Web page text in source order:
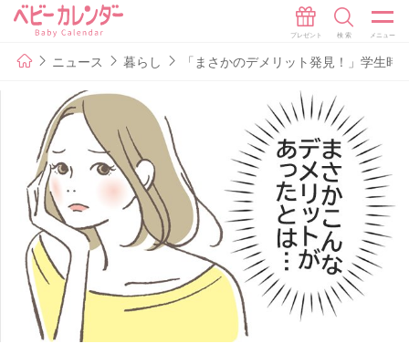
ニュース 暮らし 「まさかのデメリット発見！」学生